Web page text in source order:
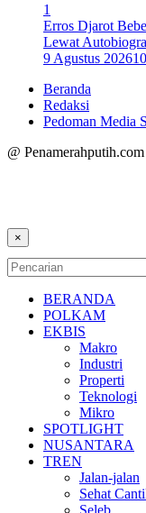
1
Erros Djarot
Lewat
9 Agustus 2026
Beranda
Redaksi
Pedoman Media
@ Penamerahputih.com
×
BERANDA
POLKAM
EKBIS
Makro
Industri
Properti
Teknologi
Mikro
SPOTLIGHT
NUSANTARA
TREN
Jalan-jalan
Sehat
Seleb